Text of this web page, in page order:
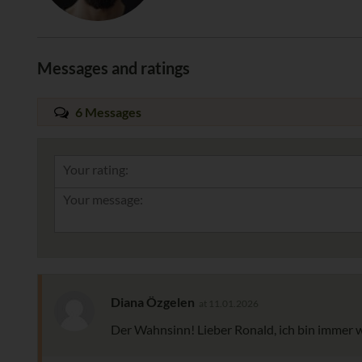
Messages and ratings
6 Messages
Your rating:
Diana Özgelen
Der Wahnsinn! Lieber Ronald, ich bin